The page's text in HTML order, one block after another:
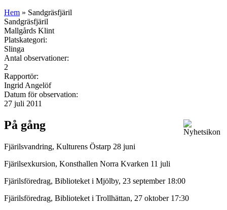
Hem » Sandgräsfjäril
Sandgräsfjäril
Mallgårds Klint
Platskategori:
Slinga
Antal observationer:
2
Rapportör:
Ingrid Angelöf
Datum för observation:
27 juli 2011
På gång
Fjärilsvandring, Kulturens Östarp 28 juni
Fjärilsexkursion, Konsthallen Norra Kvarken 11 juli
Fjärilsföredrag, Biblioteket i Mjölby, 23 september 18:00
Fjärilsföredrag, Biblioteket i Trollhättan, 27 oktober 17:30